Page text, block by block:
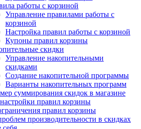
работы с корзиной
Управление правилами работы с
корзиной
Настройка правил работы с корзиной
Купоны правил корзины
скидки
Управление накопительными
скидками
Создание накопительной программы
Варианты накопительных программ
суммирования скидок в магазине
правил корзины
правил корзины
производительности в скидках